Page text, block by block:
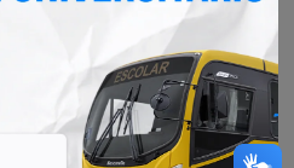
Pública